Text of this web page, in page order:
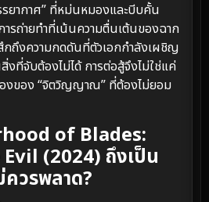
ยากาศ” ที่หม่นหมองและบีบคั้น
รถ่ายทำที่เน้นความตื่นเต้นของฉาก
กถึงความกดดันที่ตัวเอกกำลังเผชิญ
งที่จับต้องไม่ได้ การต่อสู้จึงไม่ใช่แค่
งของ “จิตวิญญาณ” ที่ต้องไม่ยอม
of Blades:
(2024) ถึงเป็น
วรพลาด?